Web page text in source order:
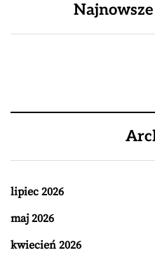
lipiec 2026
maj 2026
kwiecień 2026